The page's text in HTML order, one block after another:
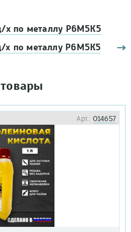
х по металлу Р6М5К5
х по металлу Р6М5К5
Арт.: 014657